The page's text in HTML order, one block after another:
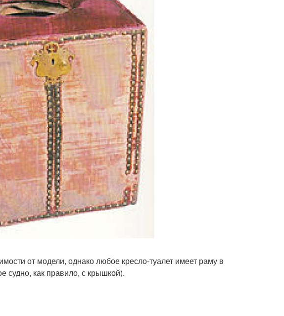
от модели, однако любое кресло-туалет имеет раму в
судно, как правило, с крышкой).